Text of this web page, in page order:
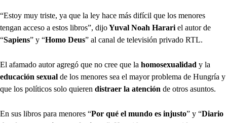
“Estoy muy triste, ya que la ley hace más difícil que los menores
tengan acceso a estos libros”, dijoYuval Noah Harari el autor de
“Sapiens” y “Homo Deus” al canal de televisión privado RTL.
El afamado autor agregó que no cree que la homosexualidad y la
educación sexual de los menores sea el mayor problema de Hungría y
que los políticos solo quieren distraer la atención de otros asuntos.
En sus libros para menores “Por qué el mundo es injusto” y “Diario